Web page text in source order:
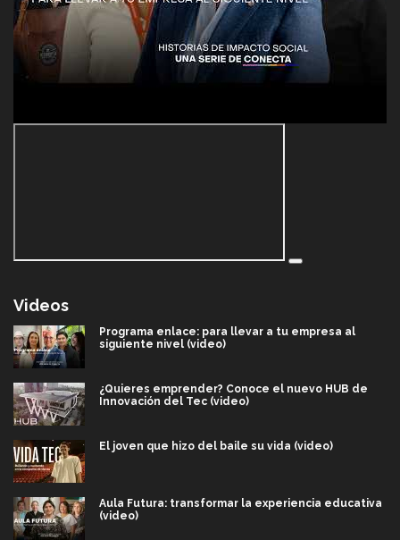
Videos
Programa enlace: para llevar a tu empresa al
siguiente nivel (video)
¿Quieres emprender? Conoce el nuevo HUB de
Innovación del Tec (video)
El joven que hizo del baile su vida (video)
Aula Futura: transformar la experiencia educativa
(video)